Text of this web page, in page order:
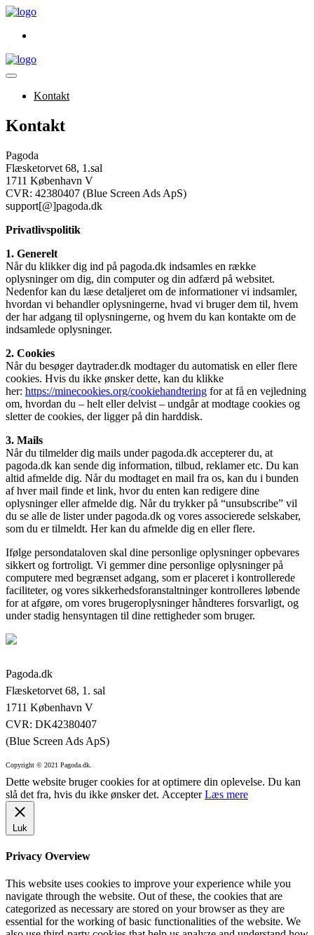
Spring
indhold
Menu
ToggleKontakt
Kontakt
Pagoda
Flæsketorvet 68, 1.sal
1711 København V
CVR: 42380407 (Blue Screen Ads ApS)
support[@]pagoda.dk
Privatlivspolitik
1. Generelt
Når du klikker dig ind på pagoda.dk indsamles en række
oplysninger om dig, din computer og din adfærd på websitet.
Nedenfor kan du læse detaljeret om de informationer vi indsamler,
hvordan vi behandler oplysningerne, hvad vi bruger dem til, hvem
der har adgang til oplysningerne, og hvem du kan kontakte om de
indsamlede oplysninger.
2. Cookies
Når du besøger daytrader.dk modtager du automatisk en eller flere
cookies. Hvis du ikke ønsker dette, kan du klikke
her: https://minecookies.org/cookiehandtering for at få en vejledning
om, hvordan du – helt eller delvist – undgår at modtage cookies og
sletter de cookies, der ligger på din harddisk.
3. Mails
Når du tilmelder dig mails under pagoda.dk accepterer du, at
pagoda.dk kan sende dig information, tilbud, reklamer etc. Du kan
altid afmelde dig. Når du modtaget en mail fra os, kan du i bunden
af hver mail finde et link, hvor du enten kan redigere dine
oplysninger eller afmelde dig. Når du trykker på “unsubscribe” vil
du se alle de lister under pagoda.dk og vores associerede selskaber,
som du er tilmeldt. Her kan du afmelde dig en eller flere.
Ifølge persondataloven skal dine personlige oplysninger opbevares
sikkert og fortroligt. Vi gemmer dine personlige oplysninger på
computere med begrænset adgang, som er placeret i kontrollerede
faciliteter, og vores sikkerhedsforanstaltninger kontrolleres løbende
for at afgøre, om vores brugeroplysninger håndteres forsvarligt, og
under stadig hensyntagen til dine rettigheder som bruger.
Pagoda.dk
Flæsketorvet 68, 1. sal
1711 København V
CVR: DK42380407
(Blue Screen Ads ApS)
Copyright © 2021 Pagoda.dk.
Dette website bruger cookies for at optimere din oplevelse. Du kan
slå det fra, hvis du ikke ønsker det. Accepter Læs mere
Luk
Privacy Overview
This website uses cookies to improve your experience while you
navigate through the website. Out of these, the cookies that are
categorized as necessary are stored on your browser as they are
essential for the working of basic functionalities of the website. We